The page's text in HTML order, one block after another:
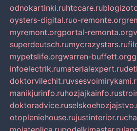
odnokartinki.ruhtccare.ru
oysters-digital.ruo-remonte.org
myremont.orgportal-remonta.org
superdeutsch.rumycrazystars.ru
mypetslife.orgwarren-buffett.org
infoelectrik.rumaterialexpert.ru
doktorvilechit.ru
manikjurinfo.ruhozjajkainfo.ru
doktoradvice.ru
otopleniehouse.rujustinterior.ru